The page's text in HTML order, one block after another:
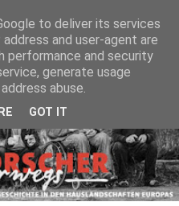
to deliver its services
and user-agent are
performance and security
generate usage
abuse.
GOT IT